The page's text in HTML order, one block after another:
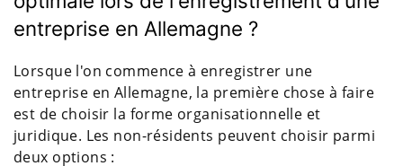
entreprise en Allemagne ?
Lorsque l'on commence à enregistrer une
entreprise en Allemagne, la première chose à faire
est de choisir la forme organisationnelle et
juridique. Les non-résidents peuvent choisir parmi
deux options :